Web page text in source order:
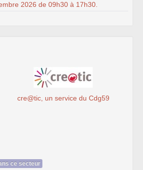
2026 de 09h30 à 17h30.
un service du Cdg59